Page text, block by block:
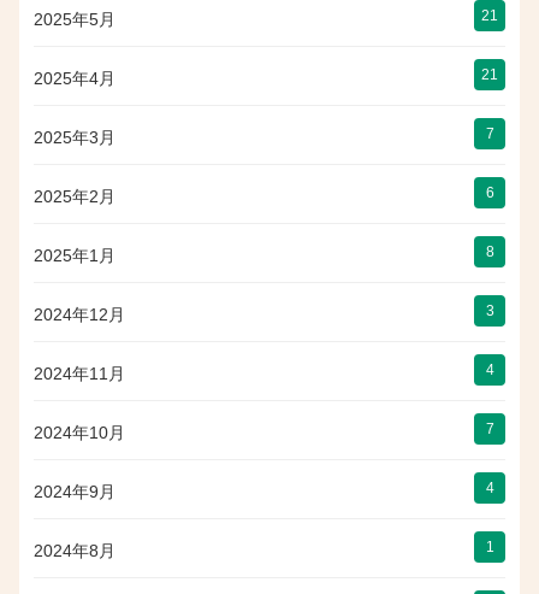
2025年5月 21
2025年4月 21
2025年3月 7
2025年2月 6
2025年1月 8
2024年12月 3
2024年11月 4
2024年10月 7
2024年9月 4
2024年8月 1